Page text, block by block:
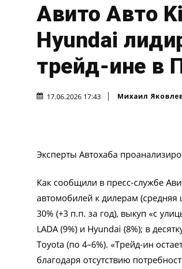
Авито Авто
Hyundai
трейд-ине в
17.06.2026 17:43 Михаил
Эксперты Автохаба
Как сообщили в пресс-службе
автомобилей к дилерам
30% (+3 п.п. за год), выкуп «с
LADA (9%) и Hyundai (8%); в
Toyota (по 4–6%). «Трейд-ин
благодаря отсутствию